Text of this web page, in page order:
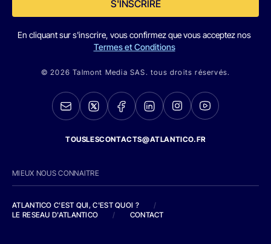
S'INSCRIRE
En cliquant sur s'inscrire, vous confirmez que vous acceptez nos
Termes et Conditions
© 2026 Talmont Media SAS. tous droits réservés.
TOUSLESCONTACTS@ATLANTICO.FR
MIEUX NOUS CONNAITRE
ATLANTICO C'EST QUI, C'EST QUOI ?
/
LE RESEAU D'ATLANTICO
/ CONTACT